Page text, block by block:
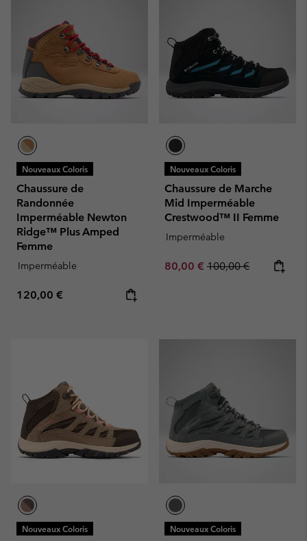
Nouveaux Coloris
Chaussure de
Randonnée
Imperméable Newton
Ridge™ Plus Amped
Femme
Imperméable
Regular price:
120,00 €
Nouveaux Coloris
Chaussure de Marche
Mid Imperméable
Crestwood™ II Femme
Imperméable
Sale price:
80,00 € Regular price:
100,00 €
Nouveaux Coloris Nouveaux Coloris